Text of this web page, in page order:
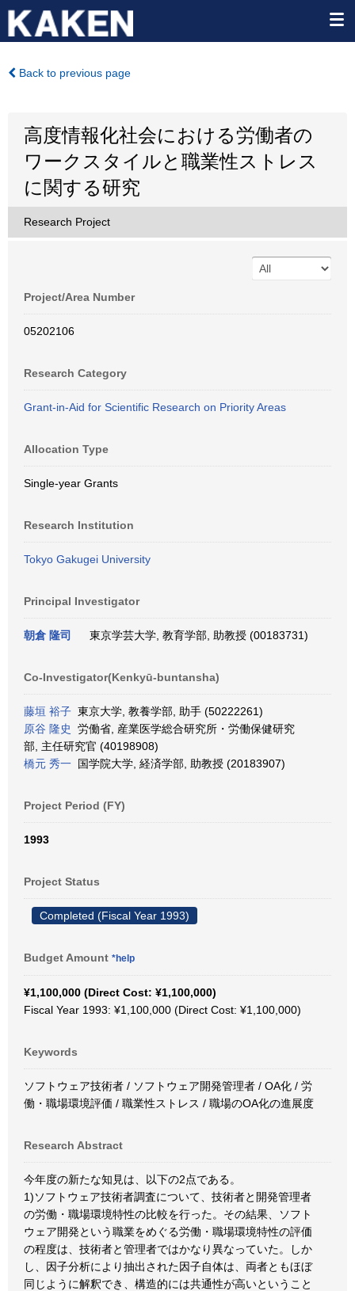
Back to previous page
高度情報化社会における労働者の
ワークスタイルと職業性ストレス
に関する研究
Research Project
Project/Area Number
05202106
Research Category
Grant-in-Aid for Scientific Research on Priority Areas
Allocation Type
Single-year Grants
Research Institution
Tokyo Gakugei University
Principal Investigator
朝倉 隆司 東京学芸大学, 教育学部, 助教授 (00183731)
Co-Investigator(Kenkyū-buntansha)
藤垣 裕子 東京大学, 教養学部, 助手 (50222261)
原谷 隆史
労働省, 産業医学総合研究所・労働保健研究
部, 主任研究官 (40198908)
橋元 秀一 国学院大学, 経済学部, 助教授 (20183907)
Project Period (FY)
1993
Project Status
Completed (Fiscal Year 1993)
Budget Amount *help
¥1,100,000 (Direct Cost: ¥1,100,000)
Fiscal Year 1993: ¥1,100,000 (Direct Cost: ¥1,100,000)
Keywords
ソフトウェア技術者 / ソフトウェア開発管理者 / OA化 / 労
働・職場環境評価 / 職業性ストレス / 職場のOA化の進展度
Research Abstract
今年度の新たな知見は、以下の2点である。
1)ソフトウェア技術者調査について、技術者と開発管理者
の労働・職場環境特性の比較を行った。その結果、ソフト
ウェア開発という職業をめぐる労働・職場環境特性の評価
の程度は、技術者と管理者ではかなり異なっていた。しか
し、因子分析により抽出された因子自体は、両者ともほぼ
同じように解釈でき、構造的には共通性が高いということ